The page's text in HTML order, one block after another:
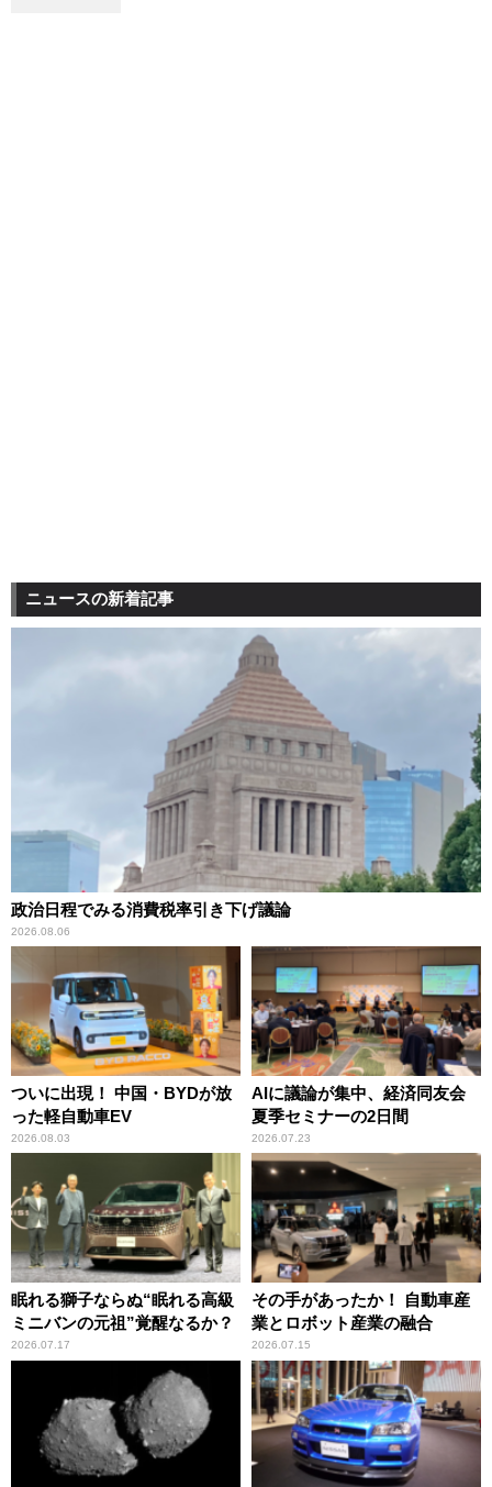
ニュースの新着記事
政治日程でみる消費税率引き下げ議論
2026.08.06
ついに出現！ 中国・BYDが放
った軽自動車EV
2026.08.03
AIに議論が集中、経済同友会
夏季セミナーの2日間
2026.07.23
眠れる獅子ならぬ“眠れる高級
ミニバンの元祖”覚醒なるか？
2026.07.17
その手があったか！ 自動車産
業とロボット産業の融合
2026.07.15